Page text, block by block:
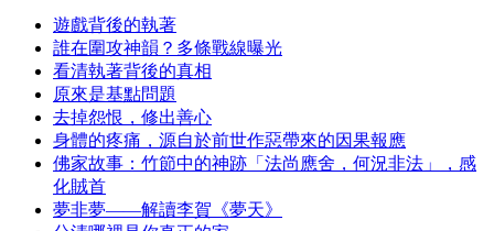
遊戲背後的執著
誰在圍攻神韻？多條戰線曝光
看清執著背後的真相
原來是基點問題
去掉怨恨，修出善心
身體的疼痛，源自於前世作惡帶來的因果報應
佛家故事：竹節中的神跡「法尚應舍，何況非法」，感
化賊首
夢非夢——解讀李賀《夢天》